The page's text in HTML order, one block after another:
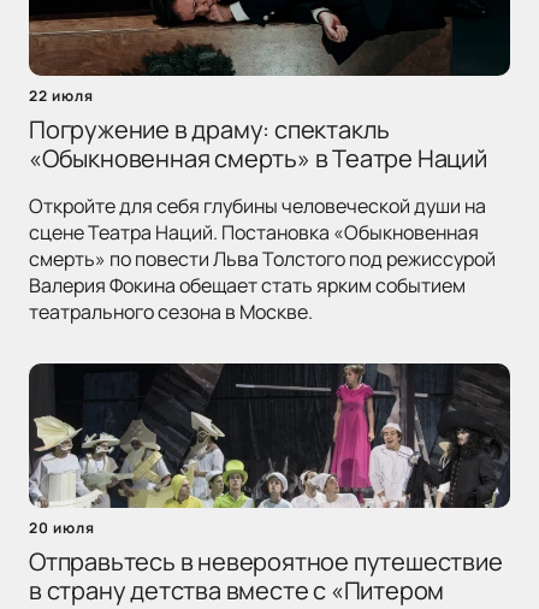
22 июля
Погружение в драму: спектакль
«Обыкновенная смерть» в Театре Наций
Откройте для себя глубины человеческой души на
сцене Театра Наций. Постановка «Обыкновенная
смерть» по повести Льва Толстого под режиссурой
Валерия Фокина обещает стать ярким событием
театрального сезона в Москве.
20 июля
Отправьтесь в невероятное путешествие
в страну детства вместе с «Питером